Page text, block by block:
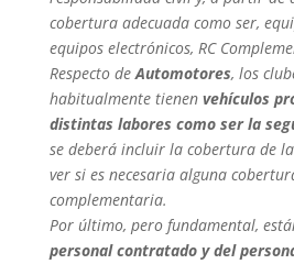
cobertura adecuada como ser,
equipos electrónicos, RC
Respecto deAutomotores, los
habitualmente tienen vehículos
distintas labores como ser la
se deberá incluir la cobertura de
ver si es necesaria alguna
complementaria.
Por último, pero fundamental,
personal contratado y del